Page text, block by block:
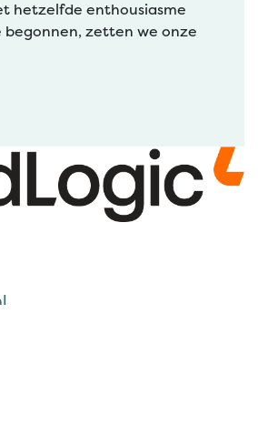
hetzelfde enthousiasme
begonnen, zetten we onze